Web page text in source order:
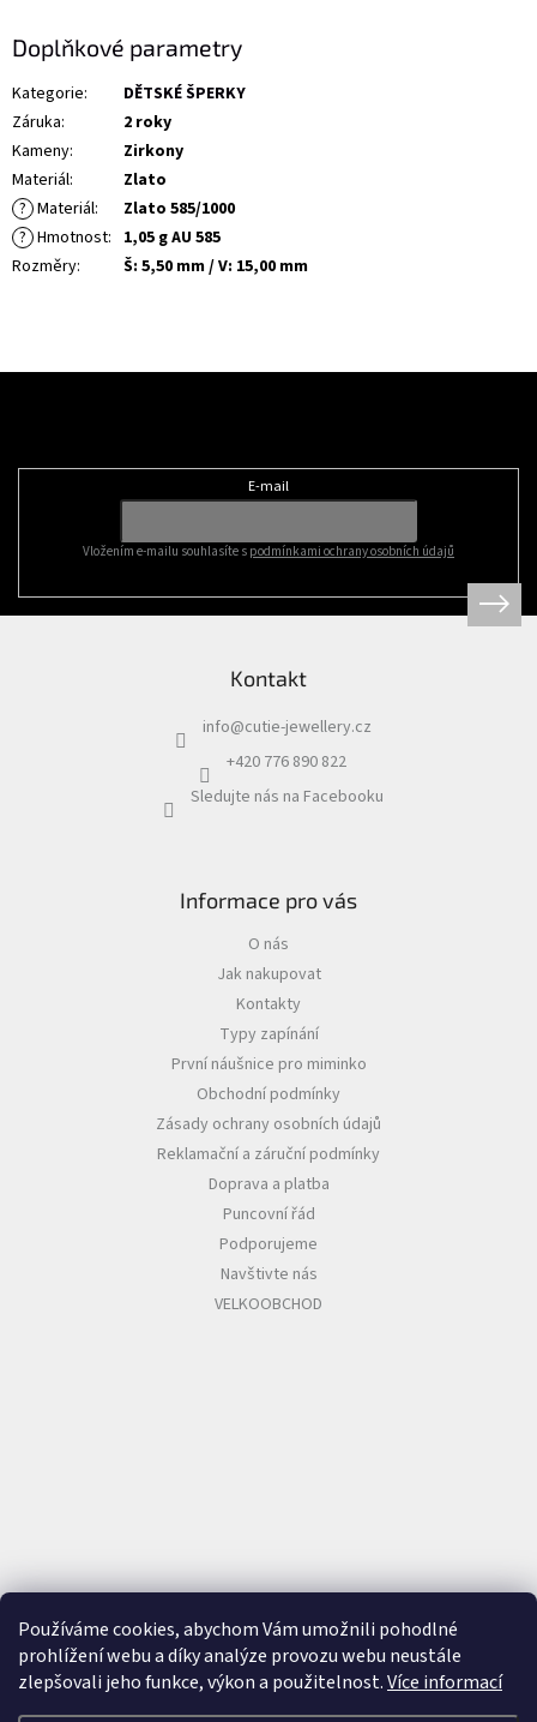
Používáme cookies, abychom Vám umožnili pohodlné
prohlížení webu a díky analýze provozu webu neustále
zlepšovali jeho funkce, výkon a použitelnost.Více informací
Doplňkové parametry
Kategorie:
DĚTSKÉ ŠPERKY
Záruka:
2 roky
Kameny:
Zirkony
Materiál:
Zlato
? Materiál:
Zlato 585/1000
? Hmotnost: 1,05 g AU 585
Rozměry: Š: 5,50 mm / V: 15,00 mm
E-mail
Vložením e-mailu souhlasíte s podmínkami ochrany osobních údajů
Kontakt
info@cutie-jewellery.cz
+420 776 890 822
Sledujte nás na Facebooku
Informace pro vás
O nás
Jak nakupovat
Kontakty
Typy zapínání
První náušnice pro miminko
Obchodní podmínky
Zásady ochrany osobních údajů
Reklamační a záruční podmínky
Doprava a platba
Puncovní řád
Podporujeme
Navštivte nás
VELKOOBCHOD